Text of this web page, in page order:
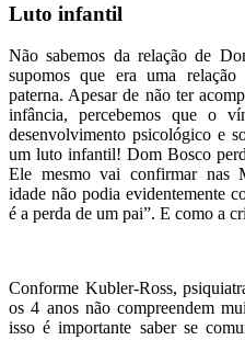
Luto infantil
Não sabemos da relação de
supomos que era uma relação
paterna. Apesar de não ter
infância, percebemos que o
desenvolvimento psicológico e
um luto infantil! Dom Bosco
Ele mesmo vai confirmar nas
idade não podia evidentemente
é a perda de um pai”. E como a
Conforme Kubler-Ross,
os 4 anos não compreendem
isso é importante saber se